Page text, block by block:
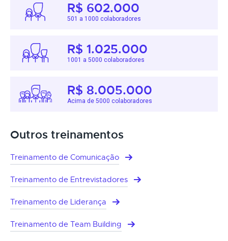
R$ 602.000
501 a 1000 colaboradores
R$ 1.025.000
1001 a 5000 colaboradores
R$ 8.005.000
Acima de 5000 colaboradores
Outros treinamentos
Treinamento de Comunicação
Treinamento de Entrevistadores
Treinamento de Liderança
Treinamento de Team Building